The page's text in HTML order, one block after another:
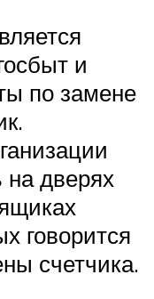
и
по замене
на дверях
говорится
счетчика.